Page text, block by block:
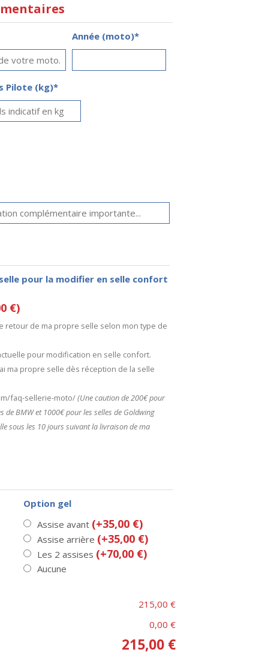
Option gel
Assise avant (+35,00 €)
Assise arrière (+35,00 €)
Les 2 assises (+70,00 €)
Aucune
Année (moto)*
Pilote (kg)*
pour la modifier en selle confort
€)
retour de ma propre selle selon mon type de
pour modification en selle confort.
ma propre selle dès réception de la selle
faq-sellerie-moto/(Une caution de 200€ pour
de BMW et 1000€ pour les selles de Goldwing
sous les 10 jours suivant la livraison de ma
215,00 €
0,00 €
215,00 €